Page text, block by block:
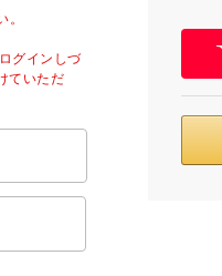
グインしづ
ていただ